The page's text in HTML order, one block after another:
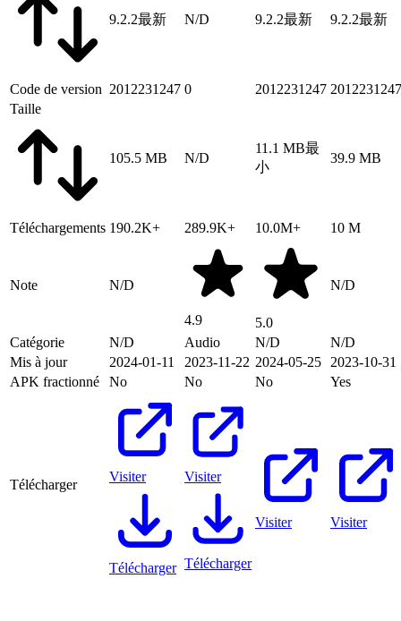
9.2.2最新 N/D 9.2.2最新 9.2.2最新
Code de version 2012231247 0 2012231247 2012231247
Taille
105.5 MB N/D
11.1 MB最
小
39.9 MB
Téléchargements 190.2K+ 289.9K+ 10.0M+ 10 M
Note N/D
4.9 5.0
N/D
Catégorie N/D Audio N/D
N/D
Mis à jour
2024-01-11 2023-11-22 2024-05-25
2023-10-31
APK fractionné
No No No Yes
Télécharger
Visiter
Télécharger
Visiter
Télécharger
Visiter Visiter